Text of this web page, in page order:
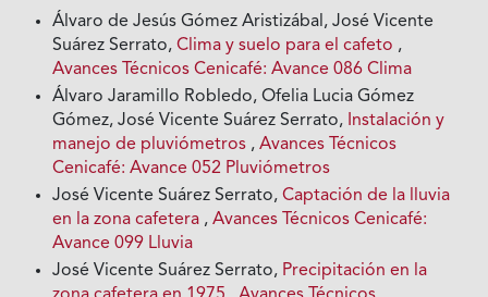
Álvaro de Jesús Gómez Aristizábal, José Vicente
Suárez Serrato,Clima y suelo para el cafeto ,
Avances Técnicos Cenicafé: Avance 086 Clima
Álvaro Jaramillo Robledo, Ofelia Lucia Gómez
Gómez, José Vicente Suárez Serrato, Instalación y
manejo de pluviómetros ,Avances Técnicos
Cenicafé: Avance 052 Pluviómetros
José Vicente Suárez Serrato,Captación de la lluvia
en la zona cafetera ,Avances Técnicos Cenicafé:
Avance 099 Lluvia
José Vicente Suárez Serrato, Precipitación en la